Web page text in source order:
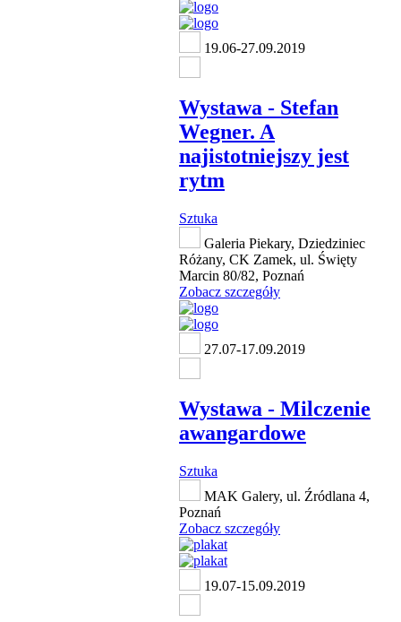
19.06-27.09.2019
Wystawa - Stefan
Wegner. A
najistotniejszy jest
rytm
Sztuka
Galeria Piekary, Dziedziniec
Różany, CK Zamek, ul. Święty
Marcin 80/82, Poznań
Zobacz szczegóły
27.07-17.09.2019
Wystawa - Milczenie
awangardowe
Sztuka
MAK Galery, ul. Źródlana 4,
Poznań
Zobacz szczegóły
19.07-15.09.2019